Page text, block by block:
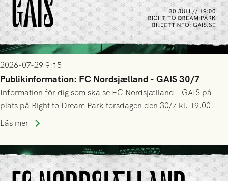
2026-07-29 9:15
Publikinformation: FC Nordsjælland - GAIS 30/7
Information för dig som ska se FC Nordsjælland - GAIS på
plats på Right to Dream Park torsdagen den 30/7 kl. 19.00.
Läs mer